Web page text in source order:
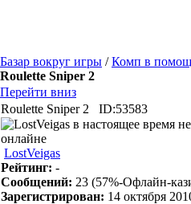
Базар вокруг игры /Комп в
Roulette Sniper 2
Перейти вниз
Roulette Sniper 2
ID:53583
LostVeigas
Рейтинг: -
Сообщений: 23 (57%-Офлайн-
Зарегистрирован: 14 октября